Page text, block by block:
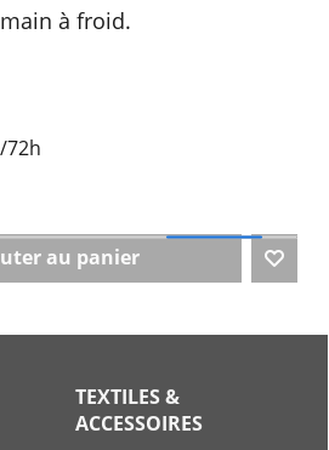
à froid.
72h
au panier
TEXTILES &
ACCESSOIRES